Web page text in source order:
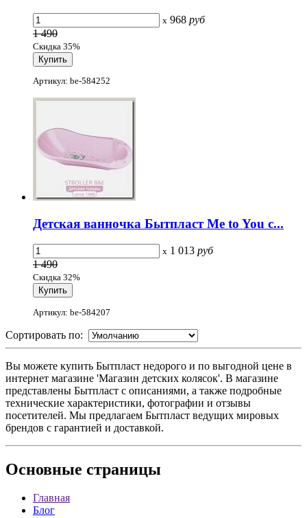
x 968 руб
1 490
Скидка 35%
Артикул: be-584252
Детская ванночка Бытпласт Me to You с...
x 1 013 руб
1 490
Скидка 32%
Артикул: be-584207
Сортировать по:
Вы можете купить Бытпласт недорого и по выгодной цене в
интернет магазине 'Магазин детских колясок'. В магазине
представлены Бытпласт с описаниями, а также подробные
технические характеристики, фотографии и отзывы
посетителей. Мы предлагаем Бытпласт ведущих мировых
брендов с гарантией и доставкой.
Основные страницы
Главная
Блог